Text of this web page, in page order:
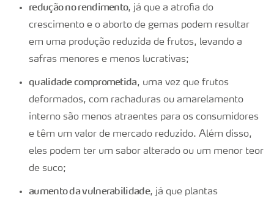
redução no rendimento, já que a atrofia do
crescimento e o aborto de gemas podem resultar
em uma produção reduzida de frutos, levando a
safras menores e menos lucrativas;
qualidade comprometida, uma vez que frutos
deformados, com rachaduras ou amarelamento
interno são menos atraentes para os consumidores
e têm um valor de mercado reduzido. Além disso,
eles podem ter um sabor alterado ou um menor teor
de suco;
aumento da vulnerabilidade, já que plantas